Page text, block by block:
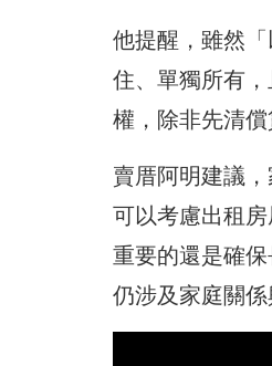
他提醒，雖然
住、單獨所有
權，除非先清償
賣厝阿明建議
可以考慮出租
重要的還是確
仍涉及家庭關